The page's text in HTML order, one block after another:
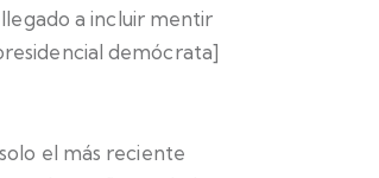
a incluir mentir
demócrata]
el más reciente